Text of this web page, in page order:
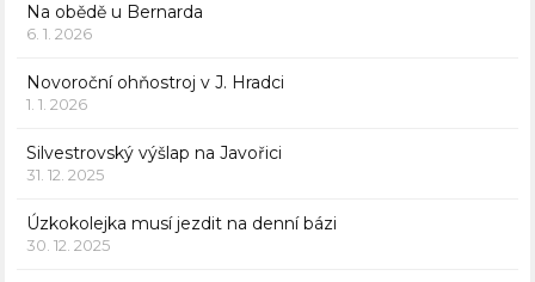
Na obědě u Bernarda
6. 1. 2026
Novoroční ohňostroj v J. Hradci
1. 1. 2026
Silvestrovský výšlap na Javořici
31. 12. 2025
Úzkokolejka musí jezdit na denní bázi
30. 12. 2025